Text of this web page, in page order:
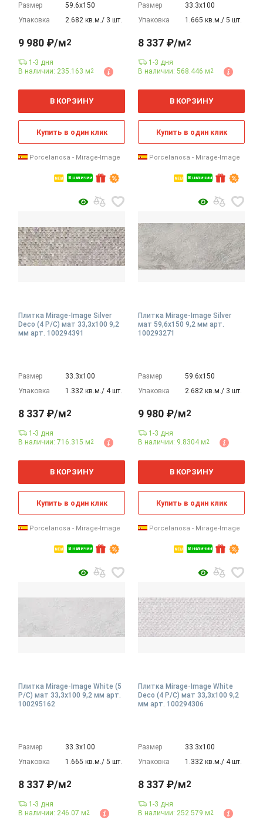
Размер
59.6х150
Упаковка
2.682 кв.м./ 3 шт.
В наличии
9 980 ₽/м2
1-3 дня
В наличии: 235.163 м2
м
В КОРЗИНУ
Купить в один клик
Porcelanosa - Mirage-Image
Размер
33.3х100
Упаковка
1.665 кв.м./ 5 шт.
В наличии
8 337 ₽/м2
1-3 дня
В наличии: 568.446 м2
м
В КОРЗИНУ
Купить в один клик
Porcelanosa - Mirage-Image
Плитка Mirage-Image Silver
Deco (4 P/C) мат 33,3x100 9,2
мм арт. 100294391
Размер
33.3х100
Упаковка
1.332 кв.м./ 4 шт.
В наличии
8 337 ₽/м2
1-3 дня
В наличии: 716.315 м2
м
В КОРЗИНУ
Купить в один клик
Porcelanosa - Mirage-Image
Плитка Mirage-Image Silver
мат 59,6x150 9,2 мм арт.
100293271
Размер
59.6х150
Упаковка
2.682 кв.м./ 3 шт.
В наличии
9 980 ₽/м2
1-3 дня
В наличии: 9.8304 м2
м
В КОРЗИНУ
Купить в один клик
Porcelanosa - Mirage-Image
Плитка Mirage-Image White (5
P/C) мат 33,3x100 9,2 мм арт.
100295162
Размер
33.3х100
Упаковка
1.665 кв.м./ 5 шт.
8 337 ₽/м2
1-3 дня
В наличии: 246.07 м2
Плитка Mirage-Image White
Deco (4 P/C) мат 33,3x100 9,2
мм арт. 100294306
Размер
33.3х100
Упаковка
1.332 кв.м./ 4 шт.
8 337 ₽/м2
1-3 дня
В наличии: 252.579 м2